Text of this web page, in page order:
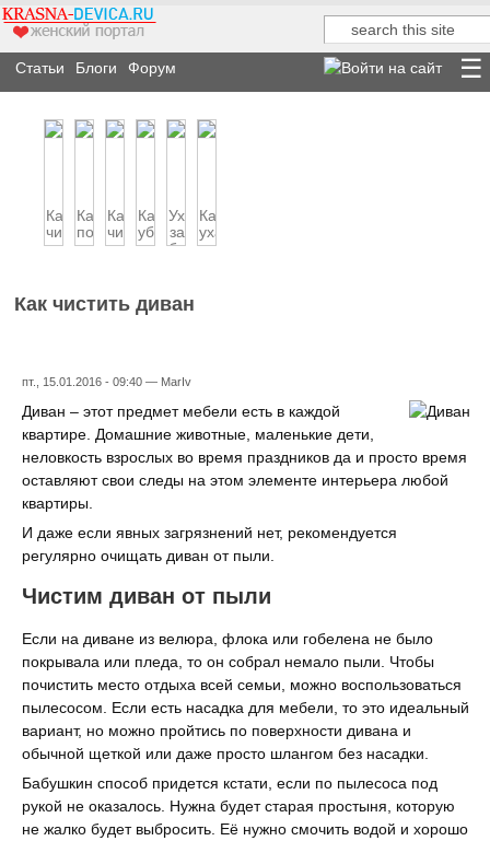
Форма поиска
Поиск
Статьи Блоги Форум
Как
чистить
мебель
Как
почистить
зеркало
Как
чистить
мягкую
Как
убрать
царапины
Уход
за
белой
Как
ухаживать
за
Как чистить диван
пт., 15.01.2016 - 09:40 — MarIv
Диван – этот предмет мебели есть в каждой
квартире. Домашние животные, маленькие дети,
неловкость взрослых во время праздников да и просто время
оставляют свои следы на этом элементе интерьера любой
квартиры.
И даже если явных загрязнений нет, рекомендуется
регулярно очищать диван от пыли.
Чистим диван от пыли
Если на диване из велюра, флока или гобелена не было
покрывала или пледа, то он собрал немало пыли. Чтобы
почистить место отдыха всей семьи, можно воспользоваться
пылесосом. Если есть насадка для мебели, то это идеальный
вариант, но можно пройтись по поверхности дивана и
обычной щеткой или даже просто шлангом без насадки.
Бабушкин способ придется кстати, если по пылесоса под
рукой не оказалось. Нужна будет старая простыня, которую
не жалко будет выбросить. Её нужно смочить водой и хорошо